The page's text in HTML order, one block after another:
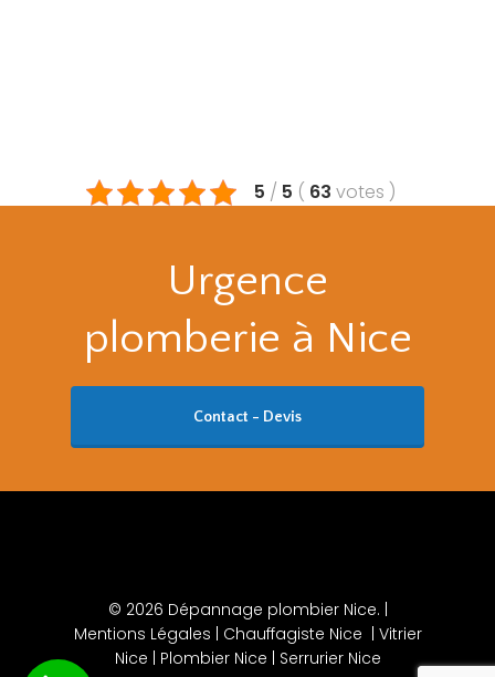
5 / 5 ( 63 votes )
Urgence
plomberie à Nice
Contact - Devis
© 2026 Dépannage plombier Nice. |
Mentions Légales
Chauffagiste Nice
Vitrier
Nice
Plombier Nice Serrurier Nice